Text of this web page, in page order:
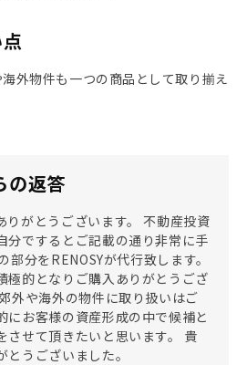
外物件も一つの商品として取り揃え
の返答
りがとうございます。 不動産投資
分でするとご記載の通り非常に手
部分をRENOSYが代行致します。
極的となりご購入ありがとうござ
外や海外の物件に取り扱いはご
にお客様の資産形成の中で候補と
させて頂きたいと思います。 貴
うございました。